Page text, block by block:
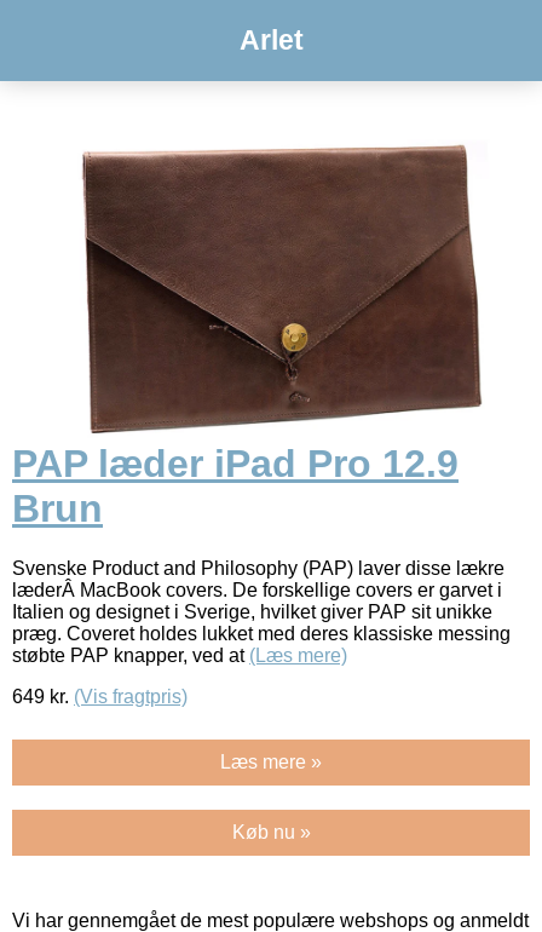
Arlet
PAP læder iPad Pro 12.9
Brun
Svenske Product and Philosophy (PAP) laver disse lækre
læderÂ MacBook covers. De forskellige covers er garvet i
Italien og designet i Sverige, hvilket giver PAP sit unikke
præg. Coveret holdes lukket med deres klassiske messing
støbte PAP knapper, ved at (Læs mere)
649 kr. (Vis fragtpris)
Læs mere »
Køb nu »
Vi har gennemgået de mest populære webshops og anmeldt